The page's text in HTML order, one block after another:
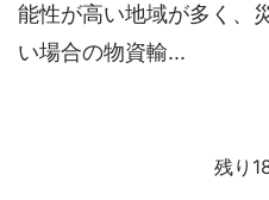
能性が高い地域が多く、
い場合の物資輸...
残り